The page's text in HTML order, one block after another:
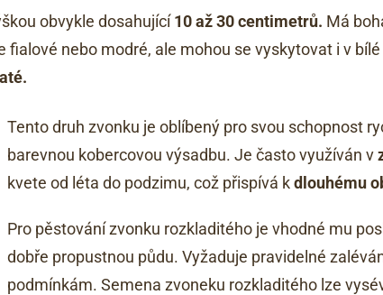
obvykle dosahující10 až 30 centimetrů. Má
nebo modré, ale mohou se vyskytovat i v
Tento druh zvonku je oblíbený pro svou schopnost
barevnou kobercovou výsadbu. Je často využíván v
kvete od léta do podzimu, což přispívá kdlouhému
Pro pěstování zvonku rozkladitého je vhodné mu
dobře propustnou půdu. Vyžaduje pravidelné
podmínkám. Semena zvoneku rozkladitého lze